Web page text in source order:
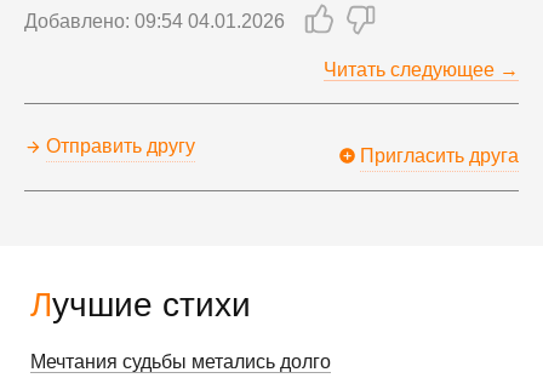
Лучшие стихи
Мечтания судьбы метались долго
Добавлено: 09:54 04.01.2026
Читать следующее →
Отправить другу Пригласить друга